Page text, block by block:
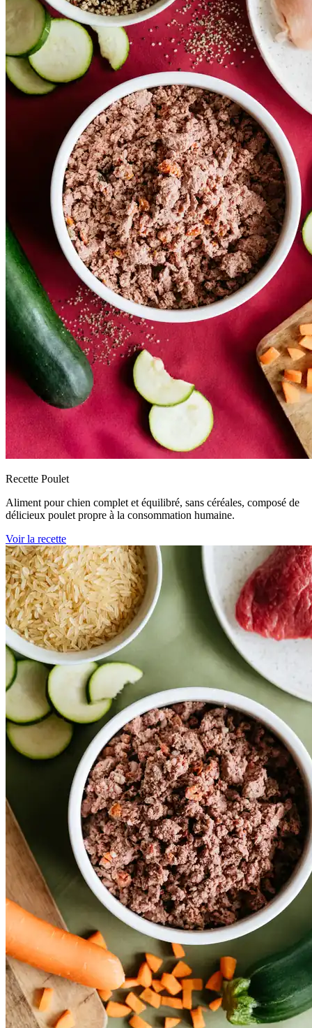
Recette Poulet
Aliment pour chien complet et équilibré, sans céréales, composé de
délicieux poulet propre à la consommation humaine.
Voir la recette